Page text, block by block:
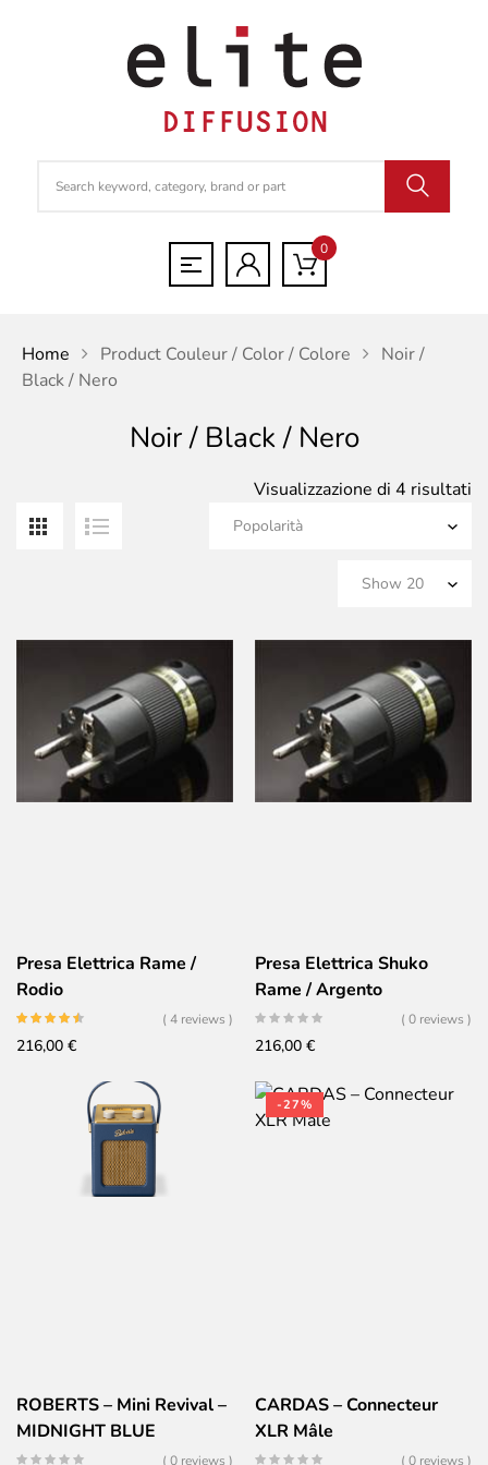
0
Home Product Couleur / Color / Colore
Noir /
Black / Nero
Noir / Black / Nero
Visualizzazione di 4 risultati
Presa Elettrica Rame /
Rodio
( 4 reviews )
216,00 €
Presa Elettrica Shuko
Rame / Argento
( 0 reviews )
216,00 €
ROBERTS – Mini Revival –
MIDNIGHT BLUE
( 0 reviews )
-27%
CARDAS – Connecteur
XLR Mâle
( 0 reviews )